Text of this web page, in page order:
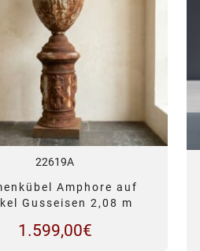
22619A
Amphore auf
Gusseisen 2,08 m
1.599,00€